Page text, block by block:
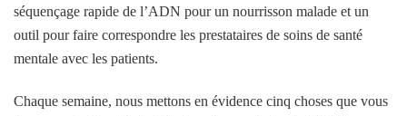
séquençage rapide de l’ADN pour un nourrisson malade et un
outil pour faire correspondre les prestataires de soins de santé
mentale avec les patients.
Chaque semaine, nous mettons en évidence cinq choses que vous